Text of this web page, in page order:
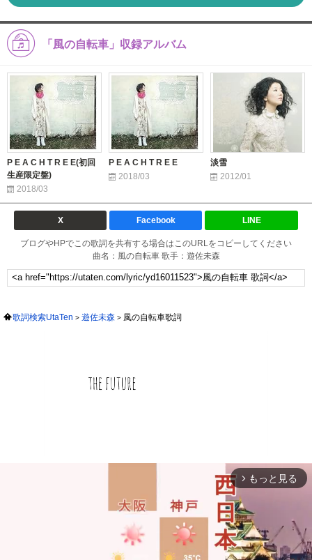
「風の自転車」収録アルバム
P E A C H T R E E(初回
生産限定盤)
2018/03
P E A C H T R E E
2018/03
淡雪
2012/01
X Facebook LINE
ブログやHPでこの歌詞を共有する場合はこのURLをコピーしてください
曲名：風の自転車 歌手：遊佐未森
歌詞検索UtaTen 遊佐未森 風の自転車歌詞
arrow_forward_ios もっと見る